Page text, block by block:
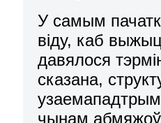
У самым
віду, каб
давялося
сказана,
чынам